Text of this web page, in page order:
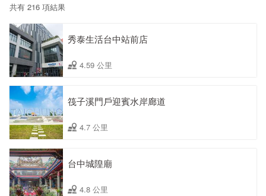
共有 216 項結果
秀泰生活台中站前店
4.59 公里
筏子溪門戶迎賓水岸廊道
4.7 公里
台中城隍廟
4.8 公里